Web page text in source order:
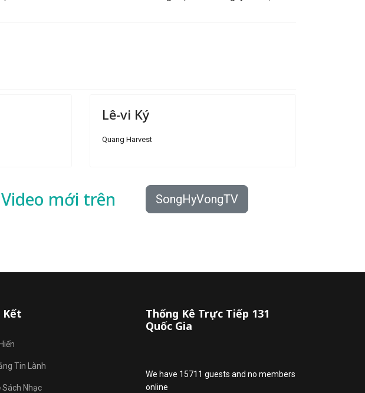
Lê-vi Ký
Quang Harvest
mới trên SongHyVongTV
Kết
Tin Lành
Sách Nhạc
Thống Kê Trực Tiếp 131
Quốc Gia
We have 15711 guests and no members
online